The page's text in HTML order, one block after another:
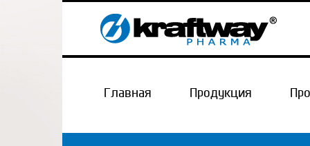
Главная Продукция